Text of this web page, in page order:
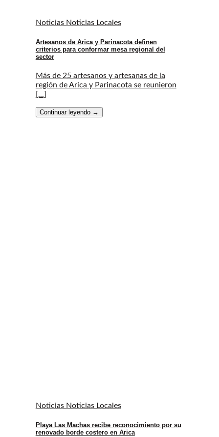
Noticias Noticias Locales
Artesanos de Arica y Parinacota definen
criterios para conformar mesa regional del
sector
Más de 25 artesanos y artesanas de la
región de Arica y Parinacota se reunieron
[...]
Continuar leyendo →
Noticias Noticias Locales
Playa Las Machas recibe reconocimiento por su
renovado borde costero en Arica